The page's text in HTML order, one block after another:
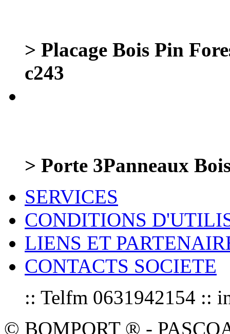
> Placage Bois Pin
c243
> Porte 3Panneaux
SERVICES
CONDITIONS
LIENS ET
CONTACTS SOCIETE
:: Telfm 0631942154 ::
© BOMPORT ® -